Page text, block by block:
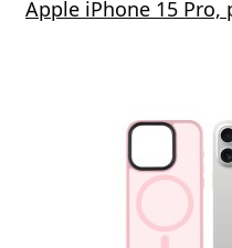
Apple iPhone 15